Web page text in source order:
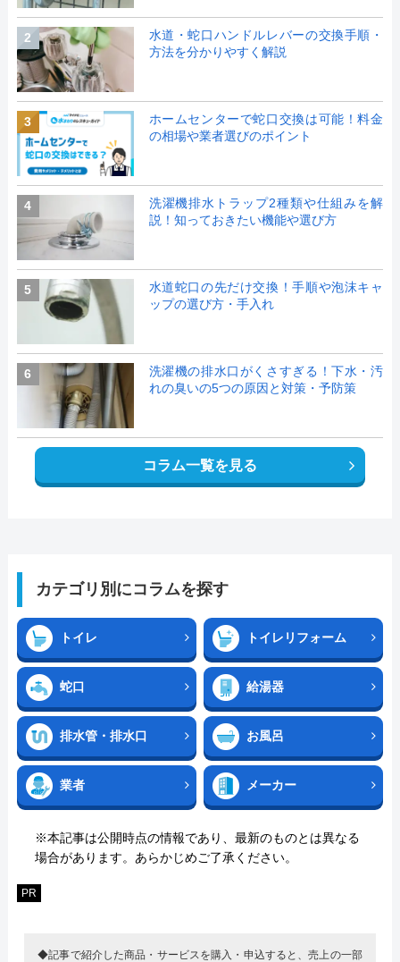
2
水道・蛇口ハンドルレバーの交換手順・
方法を分かりやすく解説
3
ホームセンターで蛇口交換は可能！料金
の相場や業者選びのポイント
4
洗濯機排水トラップ2種類や仕組みを解
説！知っておきたい機能や選び方
5
水道蛇口の先だけ交換！手順や泡沫キャ
ップの選び方・手入れ
6
洗濯機の排水口がくさすぎる！下水・汚
れの臭いの5つの原因と対策・予防策
コラム一覧を見る
カテゴリ別にコラムを探す
トイレ トイレリフォーム
蛇口 給湯器
排水管・排水口 お風呂
業者 メーカー
※本記事は公開時点の情報であり、最新のものとは異なる
場合があります。あらかじめご了承ください。
PR
◆記事で紹介した商品・サービスを購入・申込すると、売上の一部